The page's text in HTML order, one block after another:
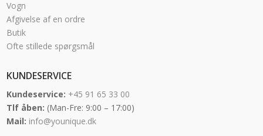
Vogn
Afgivelse af en ordre
Butik
Ofte stillede spørgsmål
KUNDESERVICE
Kundeservice: +45 91 65 33 00
Tlf åben: (Man-Fre: 9:00 – 17:00)
Mail: info@younique.dk